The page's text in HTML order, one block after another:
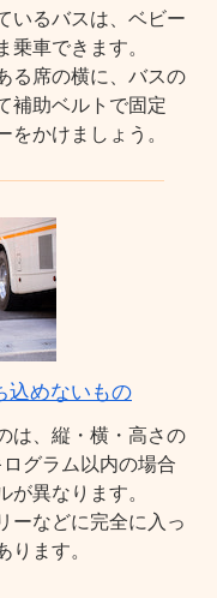
いるバスは、ベビー
車できます。
る席の横に、バスの
補助ベルトで固定
かけましょう。
込めないもの
は、縦・横・高さの
グラム以内の場合
異なります。
ーなどに完全に入っ
ます。